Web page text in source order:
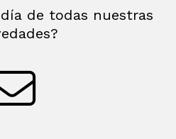
de todas nuestras